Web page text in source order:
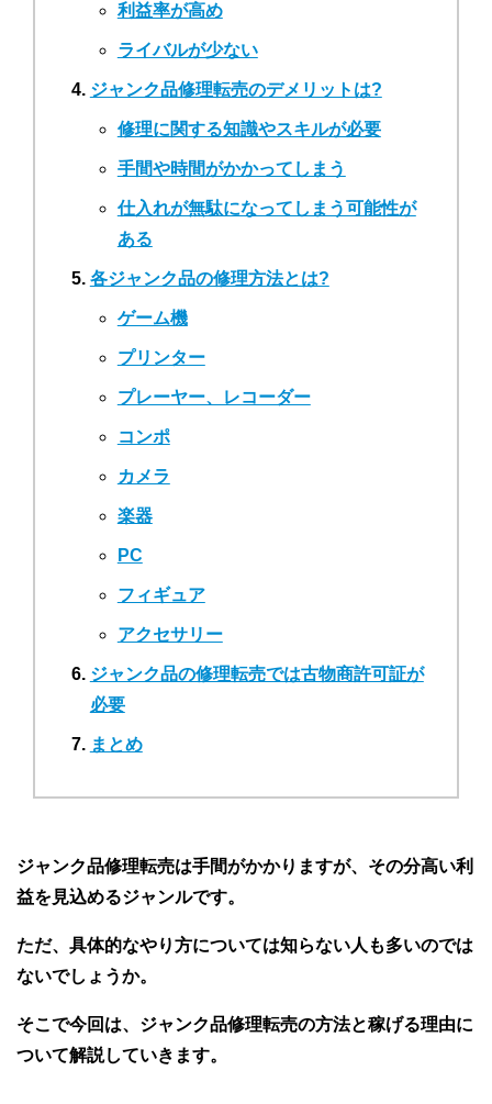
利益率が高め
ライバルが少ない
ジャンク品修理転売のデメリットは?
修理に関する知識やスキルが必要
手間や時間がかかってしまう
仕入れが無駄になってしまう可能性が
ある
各ジャンク品の修理方法とは?
ゲーム機
プリンター
プレーヤー、レコーダー
コンポ
カメラ
楽器
PC
フィギュア
アクセサリー
ジャンク品の修理転売では古物商許可証が
必要
まとめ
ジャンク品修理転売は手間がかかりますが、その分高い利
益を見込めるジャンルです。
ただ、具体的なやり方については知らない人も多いのでは
ないでしょうか。
そこで今回は、ジャンク品修理転売の方法と稼げる理由に
ついて解説していきます。